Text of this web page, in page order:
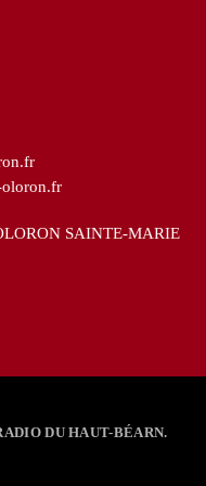
oloron.fr
SAINTE-MARIE
DU HAUT-BÉARN.